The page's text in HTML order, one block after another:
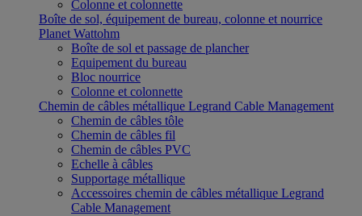
Colonne et colonnette
Boîte de sol, équipement de bureau, colonne et nourrice
Planet Wattohm
Boîte de sol et passage de plancher
Equipement du bureau
Bloc nourrice
Colonne et colonnette
Chemin de câbles métallique Legrand Cable Management
Chemin de câbles tôle
Chemin de câbles fil
Chemin de câbles PVC
Echelle à câbles
Supportage métallique
Accessoires chemin de câbles métallique Legrand
Cable Management